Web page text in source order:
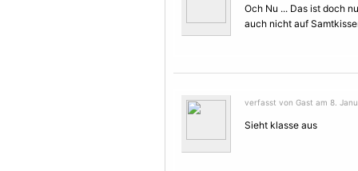
Och Nu ... Das ist doch
auch nicht auf
verfasst von Gast am 8.
Sieht klasse aus